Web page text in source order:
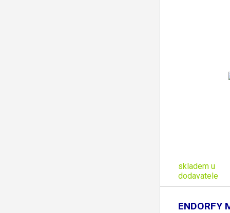
skladem u
dodavatele
ENDORFY